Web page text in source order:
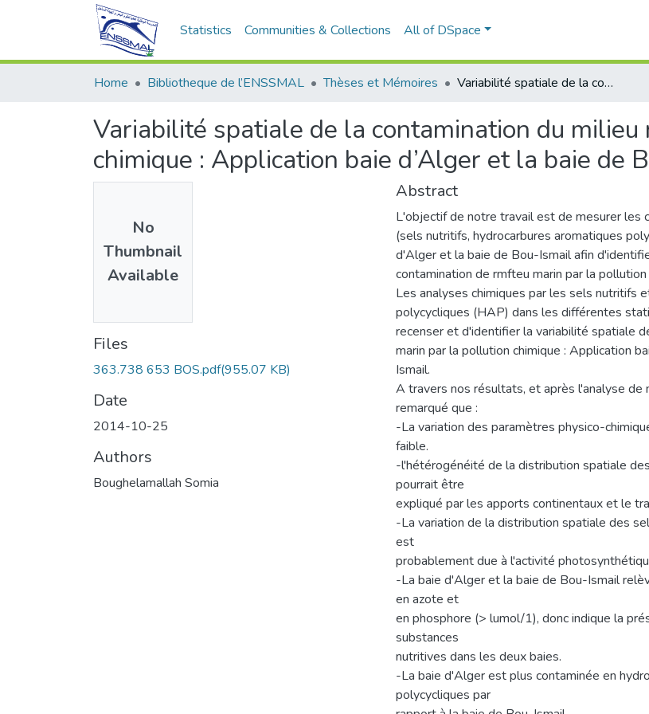
Statistics Communities & Collections All of DSpace
Home Bibliotheque de l’ENSSMAL Thèses et Mémoires Variabilité spatiale de la contamination du milieu marin par la pollution chimique : Application baie d’Alger et la baie de Bou-Ismail
Variabilité spatiale de la contamination du
chimique : Application baie d’Alger et la baie de
No
Thumbnail
Available
Files
363.738 653 BOS.pdf(955.07 KB)
Date
2014-10-25
Authors
Boughelamallah Somia
Abstract
L'objectif de notre travail est de mesurer les
(sels nutritifs, hydrocarbures aromatiques
d'Alger et la baie de Bou-Ismail afin
contamination de rmfteu marin par la
Les analyses chimiques par les sels nutritifs
polycycliques (HAP) dans les différentes
recenser et d'identifier la variabilité spatiale
marin par la pollution chimique : Application
Ismail.
A travers nos résultats, et après l'analyse de
remarqué que :
-La variation des paramètres physico-
faible.
-l'hétérogénéité de la distribution spatiale
pourrait être
expliqué par les apports continentaux et le
-La variation de la distribution spatiale des
est
probablement due à l'activité
-La baie d'Alger et la baie de Bou-Ismail
en azote et
en phosphore (> lumol/1), donc indique la
substances
nutritives dans les deux baies.
-La baie d'Alger est plus contaminée en
polycycliques par